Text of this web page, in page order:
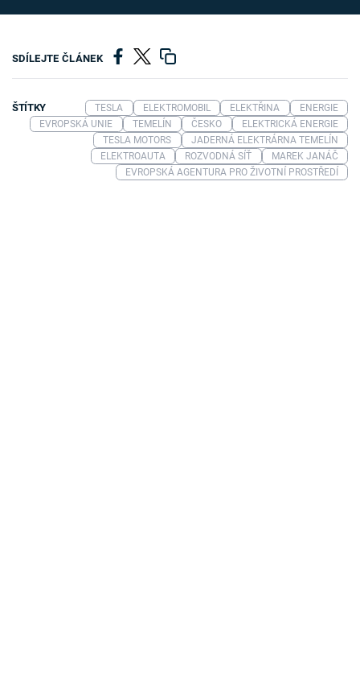
SDÍLEJTE ČLÁNEK
ŠTÍTKY TESLA ELEKTROMOBIL ELEKTŘINA
ENERGIE
EVROPSKÁ UNIE
TEMELÍN ČESKO
ELEKTRICKÁ ENERGIE
TESLA MOTORS
JADERNÁ ELEKTRÁRNA TEMELÍN
ELEKTROAUTA
ROZVODNÁ SÍŤ
MAREK JANÁČ
EVROPSKÁ AGENTURA PRO ŽIVOTNÍ PROSTŘEDÍ